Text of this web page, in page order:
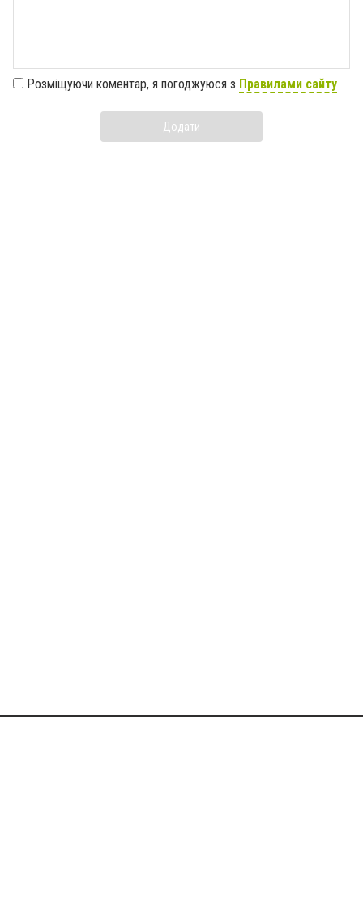
Розміщуючи коментар, я погоджуюся з Правилами сайту
Додати